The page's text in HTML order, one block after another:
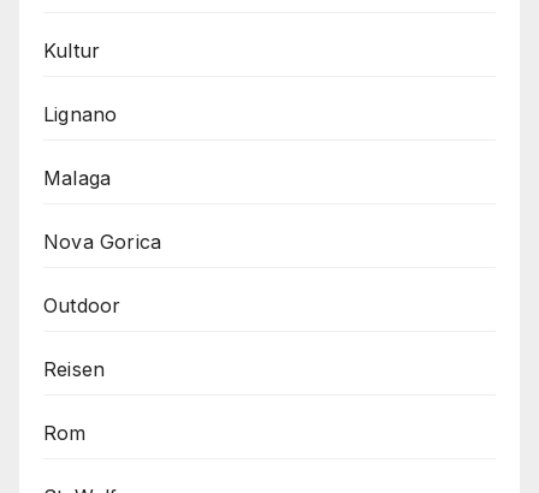
Kultur
Lignano
Malaga
Nova Gorica
Outdoor
Reisen
Rom